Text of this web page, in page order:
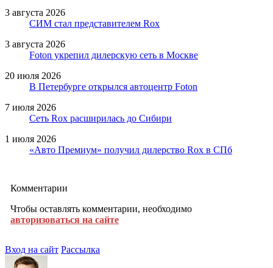
3 августа 2026
СИМ стал представителем Rox
3 августа 2026
Foton укрепил дилерскую сеть в Москве
20 июля 2026
В Петербурге открылся автоцентр Foton
7 июля 2026
Сеть Rox расширилась до Сибири
1 июля 2026
«Авто Премиум» получил дилерство Rox в СПб
Комментарии
Чтобы оставлять комментарии, необходимо
авторизоваться на сайте
Вход на сайт Рассылка